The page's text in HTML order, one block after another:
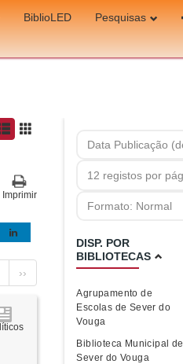
BiblioLED Pesquisas
Imprimir
››
DISP. POR
BIBLIOTECAS
Agrupamento de
Escolas de Sever do
Vouga
Biblioteca Municipal de
Sever do Vouga